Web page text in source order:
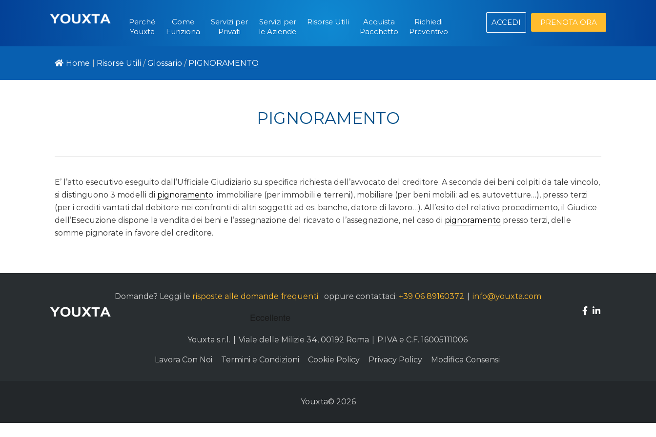
Perché
Youxta
Come
Funziona
Servizi per
Privati
Servizi per
le Aziende
Risorse Utili
Acquista
Pacchetto
Richiedi
Preventivo
ACCEDI PRENOTA ORA
Home Risorse Utili / Glossario / PIGNORAMENTO
PIGNORAMENTO
E’ l’atto esecutivo eseguito dall’Ufficiale Giudiziario su specifica richiesta dell’avvocato del creditore. A seconda dei beni colpiti da tale vincolo,
si distinguono 3 modelli di pignoramento: immobiliare (per immobili e terreni), mobiliare (per beni mobili: ad es. autovetture…), presso terzi
(per i crediti vantati dal debitore nei confronti di altri soggetti: ad es. banche, datore di lavoro…). All’esito del relativo procedimento, il Giudice
dell’Esecuzione dispone la vendita dei beni e l’assegnazione del ricavato o l’assegnazione, nel caso di pignoramento presso terzi, delle
somme pignorate in favore del creditore.
Domande? Leggi le risposte alle domande frequenti oppure contattaci: +39 06 89160372 info@youxta.com
Youxta s.r.l. Viale delle Milizie 34, 00192 Roma P.IVA e C.F. 16005111006
Lavora Con Noi Termini e Condizioni Cookie Policy Privacy Policy Modifica Consensi
Youxta© 2026